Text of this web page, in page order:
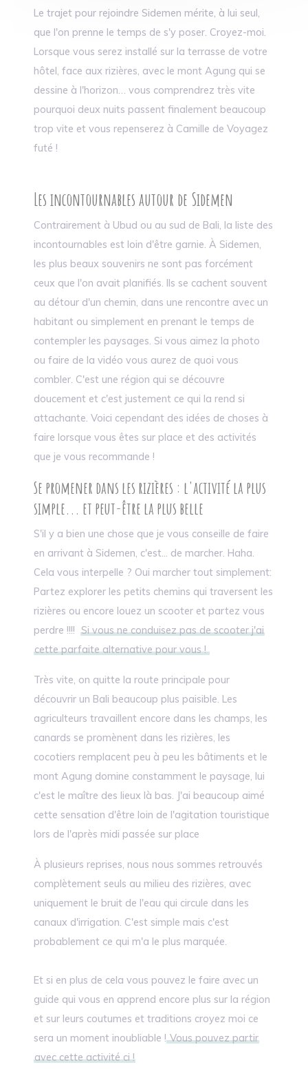
Le trajet pour rejoindre Sidemen mérite, à lui seul,
que l'on prenne le temps de s'y poser. Croyez-moi.
Lorsque vous serez installé sur la terrasse de votre
hôtel, face aux rizières, avec le mont Agung qui se
dessine à l'horizon… vous comprendrez très vite
pourquoi deux nuits passent finalement beaucoup
trop vite et vous repenserez à Camille de Voyagez
futé !
Les incontournables autour de Sidemen
Contrairement à Ubud ou au sud de Bali, la liste des
incontournables est loin d'être garnie. À Sidemen,
les plus beaux souvenirs ne sont pas forcément
ceux que l'on avait planifiés. Ils se cachent souvent
au détour d'un chemin, dans une rencontre avec un
habitant ou simplement en prenant le temps de
contempler les paysages. Si vous aimez la photo
ou faire de la vidéo vous aurez de quoi vous
combler. C'est une région qui se découvre
doucement et c'est justement ce qui la rend si
attachante. Voici cependant des idées de choses à
faire lorsque vous êtes sur place et des activités
que je vous recommande !
Se promener dans les rizières : l'activité la plus
simple... et peut-être la plus belle
S'il y a bien une chose que je vous conseille de faire
en arrivant à Sidemen, c'est... de marcher. Haha.
Cela vous interpelle ? Oui marcher tout simplement:
Partez explorer les petits chemins qui traversent les
rizières ou encore louez un scooter et partez vous
perdre !!!!Si vous ne conduisez pas de scooter j'ai
cette parfaite alternative pour vous !
Très vite, on quitte la route principale pour
découvrir un Bali beaucoup plus paisible. Les
agriculteurs travaillent encore dans les champs, les
canards se promènent dans les rizières, les
cocotiers remplacent peu à peu les bâtiments et le
mont Agung domine constamment le paysage, lui
c'est le maître des lieux là bas. J'ai beaucoup aimé
cette sensation d'être loin de l'agitation touristique
lors de l'après midi passée sur place
À plusieurs reprises, nous nous sommes retrouvés
complètement seuls au milieu des rizières, avec
uniquement le bruit de l'eau qui circule dans les
canaux d'irrigation. C'est simple mais c'est
probablement ce qui m'a le plus marquée.
Et si en plus de cela vous pouvez le faire avec un
guide qui vous en apprend encore plus sur la région
et sur leurs coutumes et traditions croyez moi ce
sera un moment inoubliable !Vous pouvez partir
avec cette activité ci !